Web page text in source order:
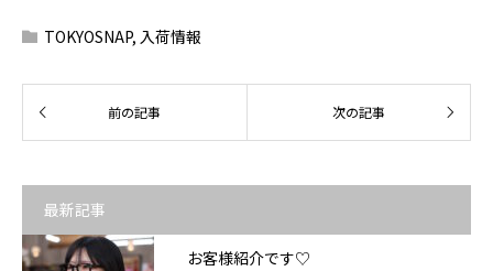
TOKYOSNAP, 入荷情報
最新記事
お客様紹介です♡